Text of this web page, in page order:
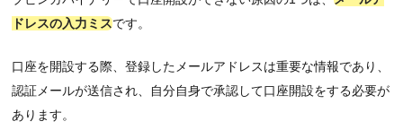
ドレスの入力ミスです。
口座を開設する際、登録したメールアドレスは重要な情報であり、
認証メールが送信され、自分自身で承認して口座開設をする必要が
あります。